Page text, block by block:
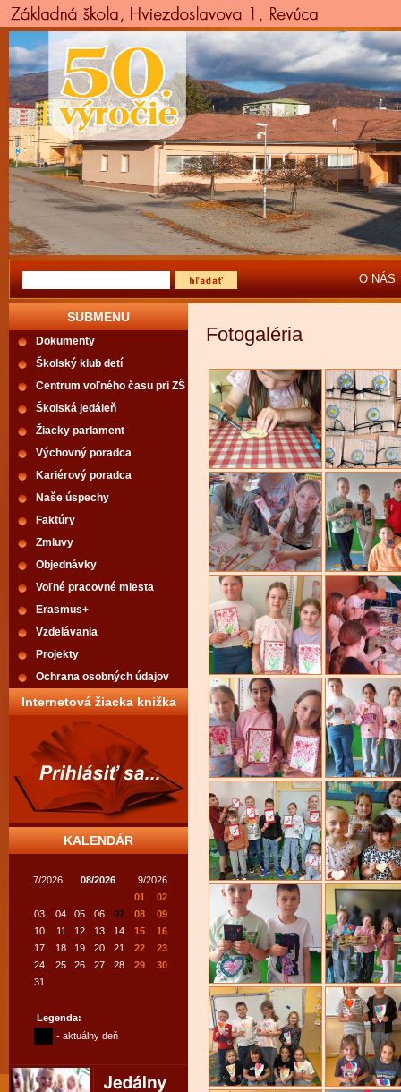
O NÁS
SUBMENU
Dokumenty
Školský klub detí
Centrum voľného času pri ZŠ
Školská jedáleň
Žiacky parlament
Výchovný poradca
Kariérový poradca
Naše úspechy
Faktúry
Zmluvy
Objednávky
Voľné pracovné miesta
Erasmus+
Vzdelávania
Projekty
Ochrana osobných údajov
Internetová žiacka knižka
KALENDÁR
7/2026 08/2026
9/2026
01
02
03
04 05 06 07 08
09
10
11 12 13 14 15
16
17
18 19 20 21 22
23
24
25 26 27 28 29
30
31
Legenda:
- aktuálny deň
Fotogaléria